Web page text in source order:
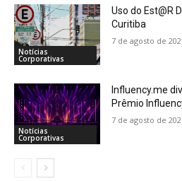
Notícias
Corporativas
Uso do Est@R
Curitiba
7 de agosto de
Notícias
Corporativas
Influency.me
Prêmio
7 de agosto de